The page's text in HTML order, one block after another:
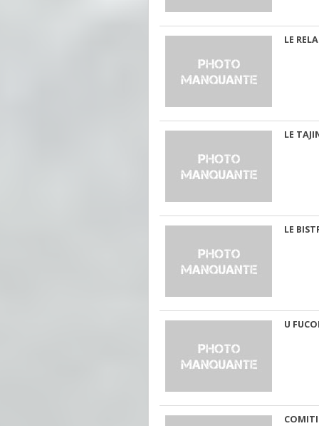
LE
LE
LE
U
COMITI